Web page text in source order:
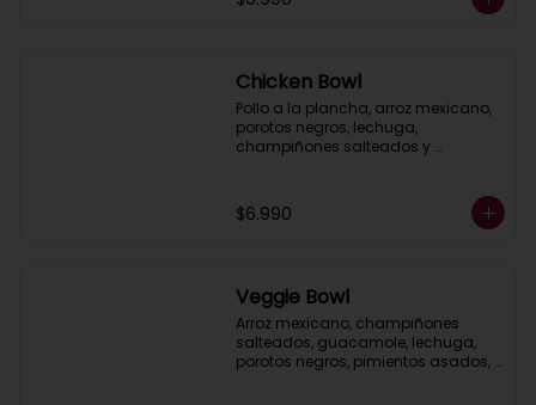
Chicken Bowl
Pollo a la plancha, arroz mexicano,
porotos negros, lechuga,
champiñones salteados y
$6.990
Veggie Bowl
Arroz mexicano, champiñones
salteados, guacamole, lechuga,
porotos negros, pimientos asados,